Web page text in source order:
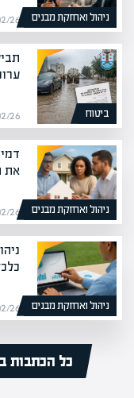
ניהול ואחזקת מבנים 05/02/26 (י״ח שבט
ביטוח 17/02/26 (ל׳ שבט
ניהול ואחזקת מבנים
את
05/02/26 (י״ח שבט
ניהול ואחזקת מבנים 05/02/26 (י״ח שבט
כל הכתבות